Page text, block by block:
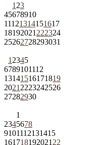
1 23
45678910
11121314151617
18192021 222324
25262728293031
1 2345
6789101112
13141516171819
2021 2223242526
27282930
1
2345678
9101112131415
161718192021 22